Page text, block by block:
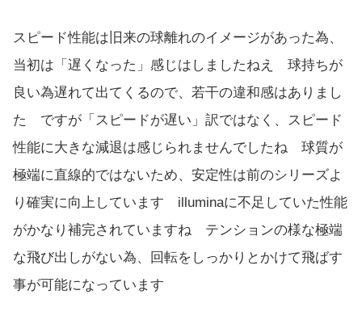
スピード性能は旧来の球離れのイメージがあった為、
当初は「遅くなった」感じはしましたねえ 球持ちが
良い為遅れて出てくるので、若干の違和感はありまし
た ですが「スピードが遅い」訳ではなく、スピード
性能に大きな減退は感じられませんでしたね 球質が
極端に直線的ではないため、安定性は前のシリーズよ
り確実に向上しています illuminaに不足していた性能
がかなり補完されていますね テンションの様な極端
な飛び出しがない為、回転をしっかりとかけて飛ばす
事が可能になっています